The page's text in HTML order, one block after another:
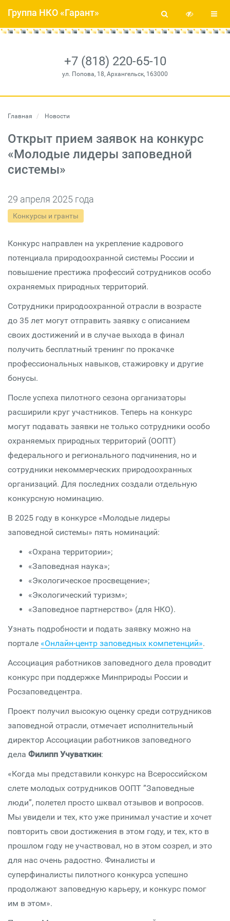
+7 (818) 220-65-10
ул. Попова, 18, Архангельск, 163000
Группа НКО «Гарант»
Главная Новости
Открыт прием заявок на конкурс
«Молодые лидеры заповедной
системы»
29 апреля 2025 года
Конкурсы и гранты
Конкурс направлен на укрепление кадрового
потенциала природоохранной системы России и
повышение престижа профессий сотрудников особо
охраняемых природных территорий.
Сотрудники природоохранной отрасли в возрасте
до 35 лет могут отправить заявку с описанием
своих достижений и в случае выхода в финал
получить бесплатный тренинг по прокачке
профессиональных навыков, стажировку и другие
бонусы.
После успеха пилотного сезона организаторы
расширили круг участников. Теперь на конкурс
могут подавать заявки не только сотрудники особо
охраняемых природных территорий (ООПТ)
федерального и регионального подчинения, но и
сотрудники некоммерческих природоохранных
организаций. Для последних создали отдельную
конкурсную номинацию.
В 2025 году в конкурсе «Молодые лидеры
заповедной системы» пять номинаций:
«Охрана территории»;
«Заповедная наука»;
«Экологическое просвещение»;
«Экологический туризм»;
«Заповедное партнерство» (для НКО).
Узнать подробности и подать заявку можно на
портале «Онлайн-центр заповедных компетенций».
Ассоциация работников заповедного дела проводит
конкурс при поддержке Минприроды России и
Росзаповедцентра.
Проект получил высокую оценку среди сотрудников
заповедной отрасли, отмечает исполнительный
директор Ассоциации работников заповедного
дела Филипп Учуваткин:
«Когда мы представили конкурс на Всероссийском
слете молодых сотрудников ООПТ ”Заповедные
люди”, полетел просто шквал отзывов и вопросов.
Мы увидели и тех, кто уже принимал участие и хочет
повторить свои достижения в этом году, и тех, кто в
прошлом году не участвовал, но в этом созрел, и это
для нас очень радостно. Финалисты и
суперфиналисты пилотного конкурса успешно
продолжают заповедную карьеру, и конкурс помог
им в этом».